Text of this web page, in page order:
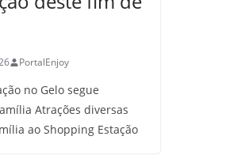
PortalEnjoy
no Gelo segue
Atrações diversas
ao Shopping Estação